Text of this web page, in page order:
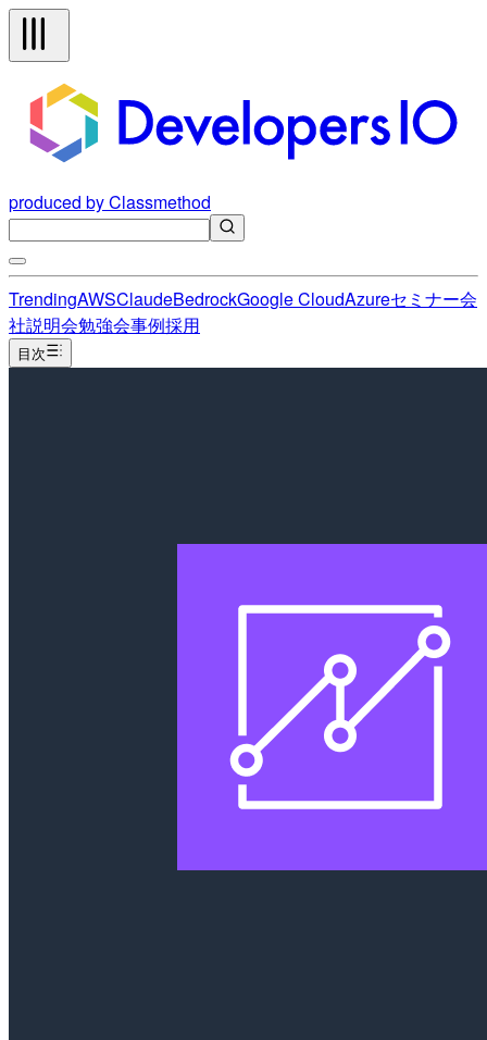
produced by Classmethod
TrendingAWSClaudeBedrockGoogle CloudAzureセミナー会
社説明会勉強会事例採用
目次